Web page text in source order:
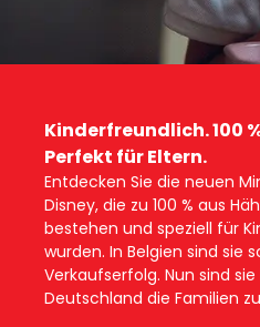
Startseite
100% Hähnchen Mini-
100%
Mini-Snack
Kinderfreundlich. 100
Perfekt für Eltern.
Entdecken Sie die neuen
Disney, die zu 100 % aus
bestehen und speziell für
wurden. In Belgien sind sie
Verkaufserfolg. Nun sind
Deutschland die Familien